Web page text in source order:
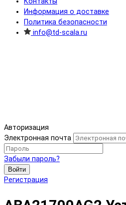
Информация о доставке
Политика безопасности
info@td-scala.ru
Авторизация
Электронная почта
Забыли пароль?
Войти
Регистрация